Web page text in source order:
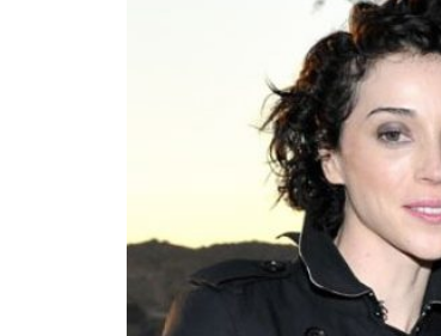
ФОТО
Прайд в Тель-